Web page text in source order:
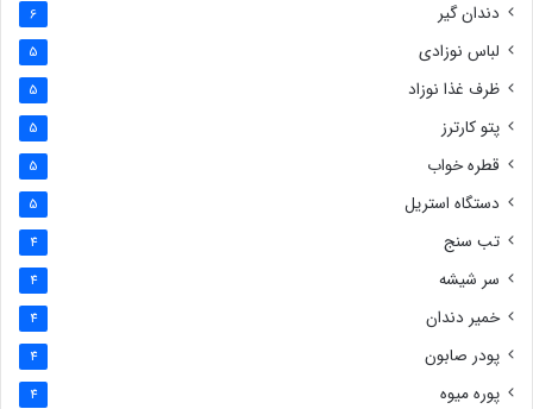
دندان گیر 6
لباس نوزادی 5
ظرف غذا نوزاد 5
پتو کارترز 5
قطره خواب 5
دستگاه استریل 5
تب سنج 4
سر شیشه 4
خمیر دندان 4
پودر صابون 4
پوره میوه 4